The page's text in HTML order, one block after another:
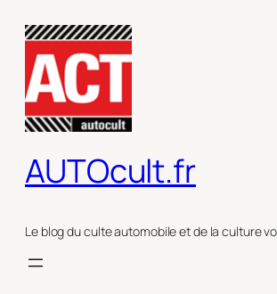
contenu
AUTOcult.fr
Le blog du culte automobile et de la culture